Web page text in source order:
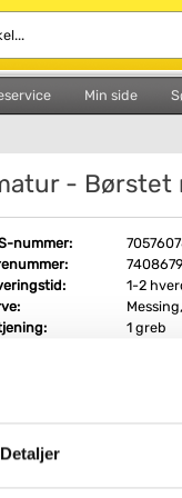
Detaljer
Min side
- Børstet
nummer:
1-2
1 greb
Silhouet